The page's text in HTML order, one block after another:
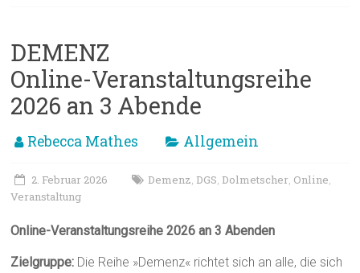
DEMENZ
Online-Veranstaltungsreihe
2026 an 3 Abende
Rebecca Mathes Allgemein
2. Februar 2026 Demenz, DGS, Dolmetscher, Online,
Veranstaltung
Online-Veranstaltungsreihe 2026 an 3 Abenden
Zielgruppe: Die Reihe »Demenz« richtet sich an alle, die sich